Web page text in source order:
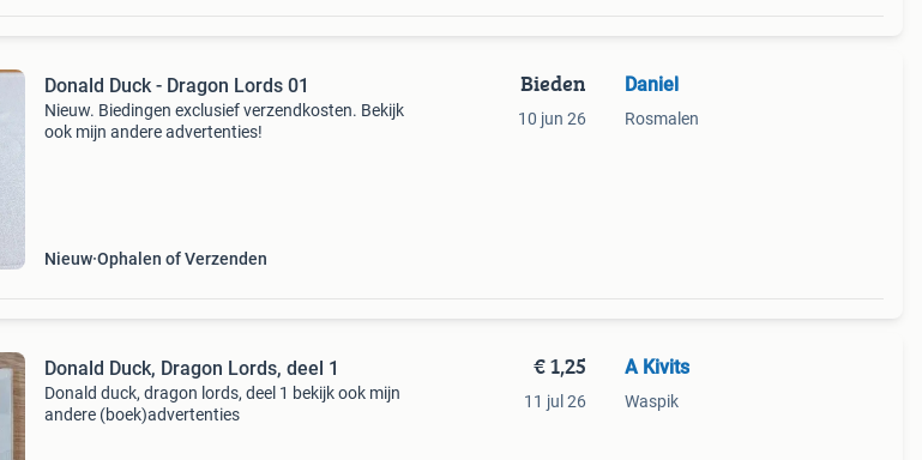
Donald Duck - Dragon Lords 01
Nieuw. Biedingen exclusief verzendkosten. Bekijk
ook mijn andere advertenties!
Nieuw Ophalen of Verzenden
Bieden
10 jun 26
Daniel
Rosmalen
Donald Duck, Dragon Lords, deel 1
Donald duck, dragon lords, deel 1 bekijk ook mijn
andere (boek)advertenties
€ 1,25
11 jul 26
A Kivits
Waspik